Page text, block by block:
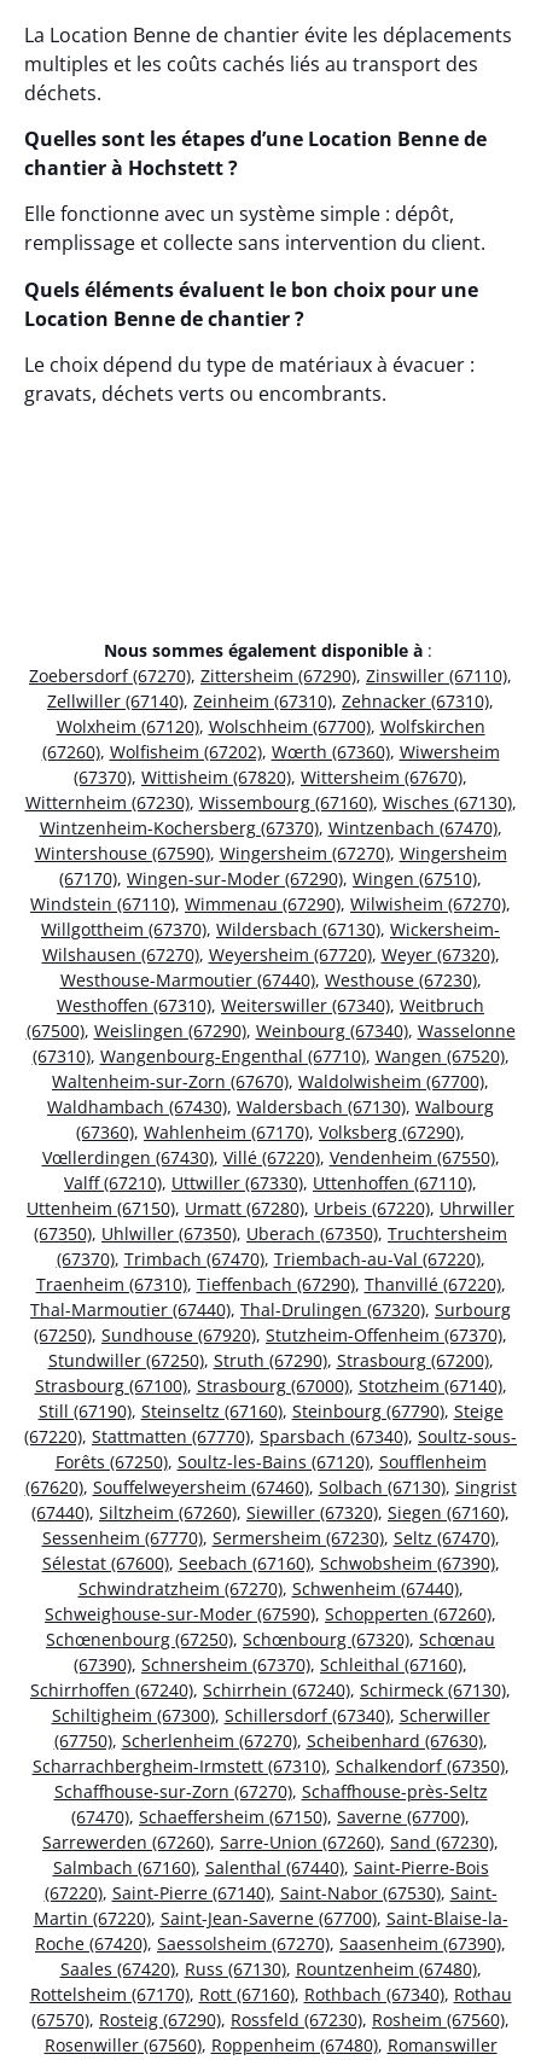
La Location Benne de chantier évite les déplacements
multiples et les coûts cachés liés au transport des
déchets.
Quelles sont les étapes d’une Location Benne de
chantier à Hochstett ?
Elle fonctionne avec un système simple : dépôt,
remplissage et collecte sans intervention du client.
Quels éléments évaluent le bon choix pour une
Location Benne de chantier ?
Le choix dépend du type de matériaux à évacuer :
gravats, déchets verts ou encombrants.
Nous sommes également disponible à :
Zoebersdorf (67270), Zittersheim (67290), Zinswiller (67110),
Zellwiller (67140), Zeinheim (67310), Zehnacker (67310),
Wolxheim (67120), Wolschheim (67700), Wolfskirchen
(67260), Wolfisheim (67202), Wœrth (67360), Wiwersheim
(67370), Wittisheim (67820), Wittersheim (67670),
Witternheim (67230), Wissembourg (67160), Wisches (67130),
Wintzenheim-Kochersberg (67370), Wintzenbach (67470),
Wintershouse (67590), Wingersheim (67270), Wingersheim
(67170), Wingen-sur-Moder (67290), Wingen (67510),
Windstein (67110), Wimmenau (67290), Wilwisheim (67270),
Willgottheim (67370), Wildersbach (67130), Wickersheim-
Wilshausen (67270), Weyersheim (67720), Weyer (67320),
Westhouse-Marmoutier (67440), Westhouse (67230),
Westhoffen (67310), Weiterswiller (67340), Weitbruch
(67500), Weislingen (67290), Weinbourg (67340), Wasselonne
(67310), Wangenbourg-Engenthal (67710), Wangen (67520),
Waltenheim-sur-Zorn (67670), Waldolwisheim (67700),
Waldhambach (67430), Waldersbach (67130), Walbourg
(67360), Wahlenheim (67170), Volksberg (67290),
Vœllerdingen (67430), Villé (67220), Vendenheim (67550),
Valff (67210), Uttwiller (67330), Uttenhoffen (67110),
Uttenheim (67150), Urmatt (67280), Urbeis (67220), Uhrwiller
(67350), Uhlwiller (67350), Uberach (67350), Truchtersheim
(67370), Trimbach (67470), Triembach-au-Val (67220),
Traenheim (67310), Tieffenbach (67290), Thanvillé (67220),
Thal-Marmoutier (67440), Thal-Drulingen (67320), Surbourg
(67250), Sundhouse (67920), Stutzheim-Offenheim (67370),
Stundwiller (67250), Struth (67290), Strasbourg (67200),
Strasbourg (67100), Strasbourg (67000), Stotzheim (67140),
Still (67190), Steinseltz (67160), Steinbourg (67790), Steige
(67220), Stattmatten (67770), Sparsbach (67340), Soultz-sous-
Forêts (67250), Soultz-les-Bains (67120), Soufflenheim
(67620), Souffelweyersheim (67460), Solbach (67130), Singrist
(67440), Siltzheim (67260), Siewiller (67320), Siegen (67160),
Sessenheim (67770), Sermersheim (67230), Seltz (67470),
Sélestat (67600), Seebach (67160), Schwobsheim (67390),
Schwindratzheim (67270), Schwenheim (67440),
Schweighouse-sur-Moder (67590), Schopperten (67260),
Schœnenbourg (67250), Schœnbourg (67320), Schœnau
(67390), Schnersheim (67370), Schleithal (67160),
Schirrhoffen (67240), Schirrhein (67240), Schirmeck (67130),
Schiltigheim (67300), Schillersdorf (67340), Scherwiller
(67750), Scherlenheim (67270), Scheibenhard (67630),
Scharrachbergheim-Irmstett (67310), Schalkendorf (67350),
Schaffhouse-sur-Zorn (67270), Schaffhouse-près-Seltz
(67470), Schaeffersheim (67150), Saverne (67700),
Sarrewerden (67260), Sarre-Union (67260), Sand (67230),
Salmbach (67160), Salenthal (67440), Saint-Pierre-Bois
(67220), Saint-Pierre (67140), Saint-Nabor (67530), Saint-
Martin (67220), Saint-Jean-Saverne (67700), Saint-Blaise-la-
Roche (67420), Saessolsheim (67270), Saasenheim (67390),
Saales (67420), Russ (67130), Rountzenheim (67480),
Rottelsheim (67170), Rott (67160), Rothbach (67340), Rothau
(67570), Rosteig (67290), Rossfeld (67230), Rosheim (67560),
Rosenwiller (67560), Roppenheim (67480), Romanswiller